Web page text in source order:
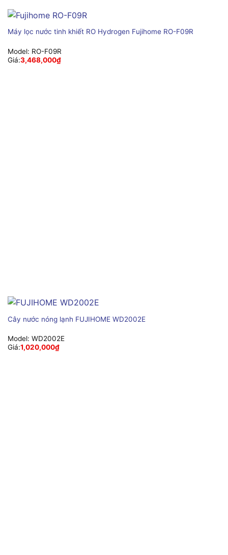
Máy lọc nước tinh khiết RO Hydrogen Fujihome RO-F09R
Model: RO-F09R
Giá:3,468,000₫
Cây nước nóng lạnh FUJIHOME WD2002E
Model: WD2002E
Giá:1,020,000₫